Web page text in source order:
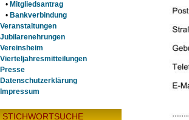
• Mitgliedsantrag
• Bankverbindung
Veranstaltungen
Jubilarenehrungen
Vereinsheim
Vierteljahresmitteilungen
Presse
Datenschutzerklärung
Impressum
STICHWORTSUCHE